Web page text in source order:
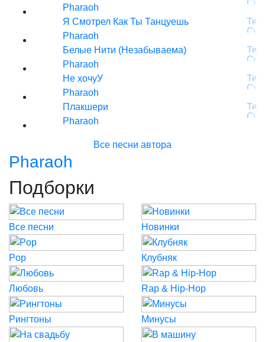
Pharaoh
Я Смотрел Как Ты Танцуешь
Pharaoh
Белые Нити (Незабываема)
Pharaoh
Не хочуУ
Pharaoh
Плакшери
Pharaoh
Все песни автора
Pharaoh
Подборки
Все песни Новинки
Pop Клубняк
Любовь Rap & Hip-Hop
Рингтоны Минусы